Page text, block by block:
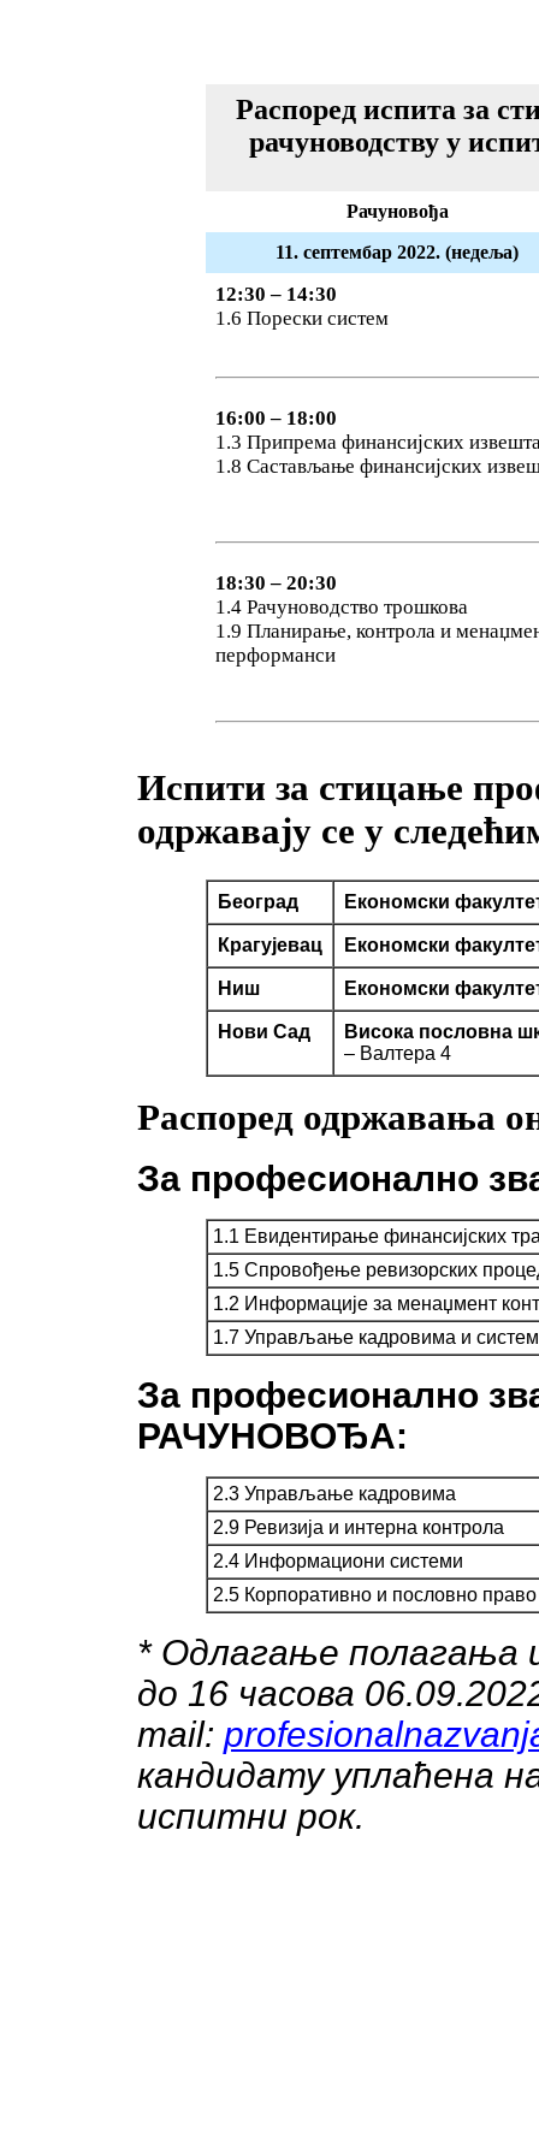
Распоред испита за
рачуноводству у
Рачуновођа
11. септембар 2022. (недеља)
12:30 – 14:30
1.6 Порески систем
16:00 – 18:00
1.3 Припрема финансијских
1.8 Састављање финансијских
18:30 – 20:30
1.4 Рачуноводство трошкова
1.9 Планирање, контрола и
перформанси
Испити за стицање
одржавају се у
Београд Економски
Крагујевац Економски
Ниш Економски
Нови Сад
Висока пословна
– Валтера 4
Распоред одржавања
За професионално
1.1 Евидентирање финансијских
1.5 Спровођење ревизорских
1.2 Информације за менаџмент
1.7 Управљање кадровима и
За професионално
РАЧУНОВОЂА:
2.3 Управљање кадровима
2.9 Ревизија и интерна контрола
2.4 Информациони системи
2.5 Корпоративно и пословно право
* Одлагање полагања
до 16 часова
mail:
кандидату уплаћена
испитни рок.